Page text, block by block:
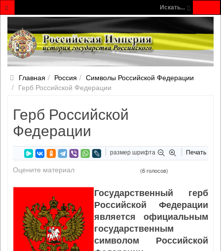
Искать...
Главная Россия
Символы Российской Федерации
Герб Российской Федерации
Герб Российской
Федерации
размер шрифта Печать
Оцените материал (6 голосов)
Государственный герб
Российской Федерации
является официальным
государственным
символом Российской